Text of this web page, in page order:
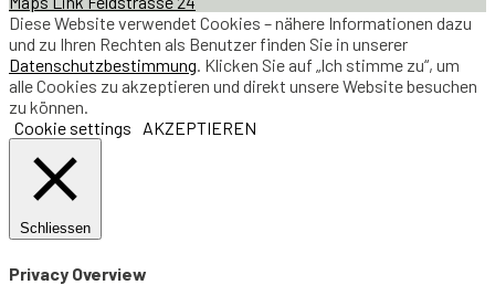
Diese Website verwendet Cookies – nähere Informationen dazu
und zu Ihren Rechten als Benutzer finden Sie in unserer
Datenschutzbestimmung . Klicken Sie auf „Ich stimme zu“, um
alle Cookies zu akzeptieren und direkt unsere Website besuchen
zu können.
Cookie settings
AKZEPTIEREN
Schliessen
Privacy Overview